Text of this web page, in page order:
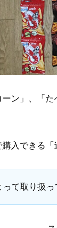
ーン」、「
入できる
て取り扱っ